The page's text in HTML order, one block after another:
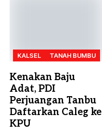
KALSEL TANAH BUMBU
Kenakan Baju
Adat, PDI
Perjuangan Tanbu
Daftarkan Caleg ke
KPU